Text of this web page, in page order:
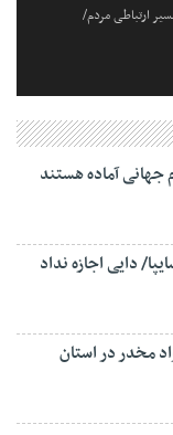
ارتباطی مردم/
جهانی آماده هستند
دایی اجازه نداد
۷.۵ تن مواد مخدر در استان